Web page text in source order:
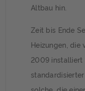
Altbau hin.
Zeit bis Ende
Heizungen, die
2009 installiert
solche, die